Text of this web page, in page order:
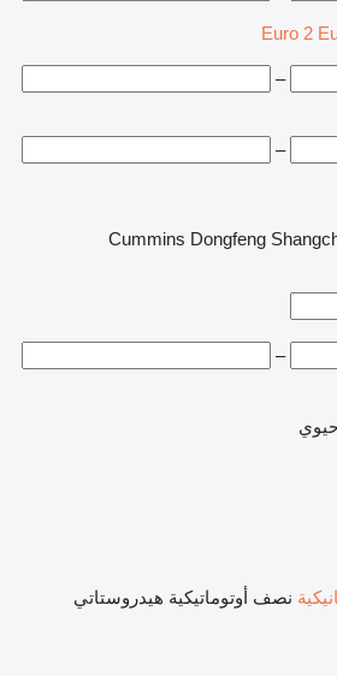
Euro 2
–
–
Cummins Dongfeng
–
نصف أوتوماتيكية هيدروستاتي